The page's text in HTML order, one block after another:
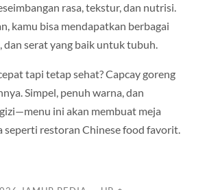
rasa, tekstur, dan nutrisi.
kamu bisa mendapatkan berbagai
serat yang baik untuk tubuh.
tapi tetap sehat? Capcay goreng
Simpel, penuh warna, dan
ini akan membuat meja
seperti restoran Chinese food favorit.